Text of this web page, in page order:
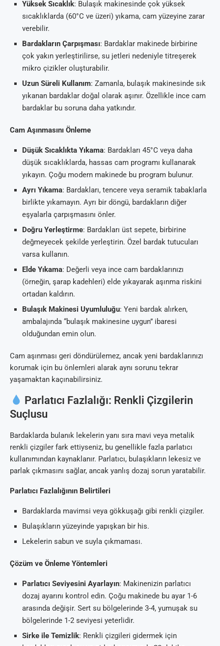
Yüksek Sıcaklık: Bulaşık makinesinde çok yüksek
sıcaklıklarda (60°C ve üzeri) yıkama, cam yüzeyine zarar
verebilir.
Bardakların Çarpışması: Bardaklar makinede birbirine
çok yakın yerleştirilirse, su jetleri nedeniyle titreşerek
mikro çizikler oluşturabilir.
Uzun Süreli Kullanım: Zamanla, bulaşık makinesinde sık
yıkanan bardaklar doğal olarak aşınır. Özellikle ince cam
bardaklar bu soruna daha yatkındır.
Cam Aşınmasını Önleme
Düşük Sıcaklıkta Yıkama: Bardakları 45°C veya daha
düşük sıcaklıklarda, hassas cam programı kullanarak
yıkayın. Çoğu modern makinede bu program bulunur.
Ayrı Yıkama: Bardakları, tencere veya seramik tabaklarla
birlikte yıkamayın. Ayrı bir döngü, bardakların diğer
eşyalarla çarpışmasını önler.
Doğru Yerleştirme: Bardakları üst sepete, birbirine
değmeyecek şekilde yerleştirin. Özel bardak tutucuları
varsa kullanın.
Elde Yıkama: Değerli veya ince cam bardaklarınızı
(örneğin, şarap kadehleri) elde yıkayarak aşınma riskini
ortadan kaldırın.
Bulaşık Makinesi Uyumluluğu: Yeni bardak alırken,
ambalajında “bulaşık makinesine uygun” ibaresi
olduğundan emin olun.
Cam aşınması geri döndürülemez, ancak yeni bardaklarınızı
korumak için bu önlemleri alarak aynı sorunu tekrar
yaşamaktan kaçınabilirsiniz.
Parlatıcı Fazlalığı: Renkli Çizgilerin
Suçlusu
Bardaklarda bulanık lekelerin yanı sıra mavi veya metalik
renkli çizgiler fark ettiyseniz, bu genellikle fazla parlatıcı
kullanımından kaynaklanır. Parlatıcı, bulaşıkların lekesiz ve
parlak çıkmasını sağlar, ancak yanlış dozaj sorun yaratabilir.
Parlatıcı Fazlalığının Belirtileri
Bardaklarda mavimsi veya gökkuşağı gibi renkli çizgiler.
Bulaşıkların yüzeyinde yapışkan bir his.
Lekelerin sabun ve suyla çıkmaması.
Çözüm ve Önleme Yöntemleri
Parlatıcı Seviyesini Ayarlayın: Makinenizin parlatıcı
dozaj ayarını kontrol edin. Çoğu makinede bu ayar 1-6
arasında değişir. Sert su bölgelerinde 3-4, yumuşak su
bölgelerinde 1-2 seviyesi yeterlidir.
Sirke ile Temizlik: Renkli çizgileri gidermek için